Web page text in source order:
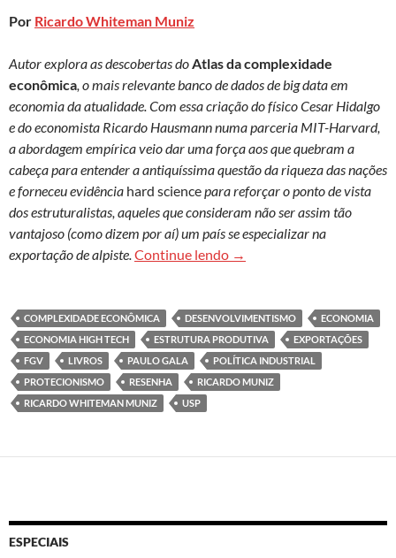
Por Ricardo Whiteman Muniz
Autor explora as descobertas doAtlas da complexidade
econômica, o mais relevante banco de dados de big data em
economia da atualidade. Com essa criação do físico Cesar Hidalgo
e do economista Ricardo Hausmann numa parceria MIT-Harvard,
a abordagem empírica veio dar uma força aos que quebram a
cabeça para entender a antiquíssima questão da riqueza das nações
e forneceu evidência hard sciencepara reforçar o ponto de vista
dos estruturalistas, aqueles que consideram não ser assim tão
vantajoso (como dizem por aí) um país se especializar na
exportação de alpiste.Continue lendo Complexidade econômica,
→
COMPLEXIDADE ECONÔMICA DESENVOLVIMENTISMO
ECONOMIA
ECONOMIA HIGH TECH
ESTRUTURA PRODUTIVA
EXPORTAÇÕES
FGV
LIVROS PAULO GALA
POLÍTICA INDUSTRIAL
PROTECIONISMO
RESENHA
RICARDO MUNIZ
RICARDO WHITEMAN MUNIZ
USP
ESPECIAIS